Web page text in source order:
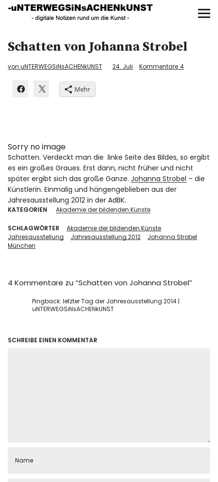
UNTERWEGS IN SACHEN
KUNST
Start
AKTUELLE AUSSTELLUNGEN
KUNSTSPAZIERGÄNGE
UNSER BUCH
f I P
Schatten von Johanna Strobel
von uNTERWEGSiNsACHENkUNST 24. Juli Kommentare 4
Mehr
Sorry no image
Schatten. Verdeckt man die linke Seite des Bildes, so ergibt
es ein großes Graues. Erst dann, nicht früher und nicht
später ergibt sich das große Ganze.Johanna Strobel – die
Künstlerin. Einmalig und hängengeblieben aus der
Jahresausstellung 2012 in der AdBK.
KATEGORIEN Akademie der bildenden Künste
SCHLAGWÖRTER
Akademie der bildenden Künste
Jahresausstellung
Jahresausstellung 2012
Johanna Strobel
München
4 Kommentare zu “Schatten von Johanna Strobel”
Pingback: letzter Tag der Jahresausstellung 2014 |
uNTERWEGSiNsACHENkUNST
SCHREIBE EINEN KOMMENTAR